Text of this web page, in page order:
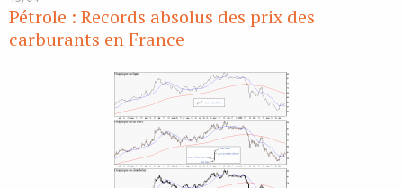
Pétrole : Records absolus des prix des
carburants en France